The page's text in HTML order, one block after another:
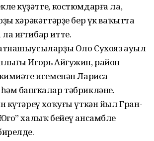
күҙәтте, костюмдарға ла,
хәрәкәттәрҙе бер үк ваҡытта
иғтибар итте.
Оло Сухояз ауыл
Игорь Айғужин, район
исеменән Лариса
башҡалар тәбрикләне.
күтәреү хоҡуғы үткән йыл Гран-
халыҡ бейеү ансамбле